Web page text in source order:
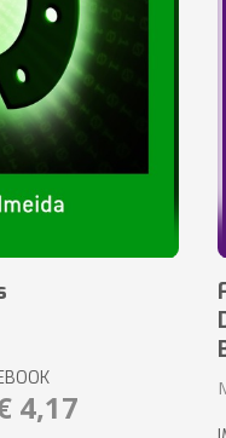
4,17